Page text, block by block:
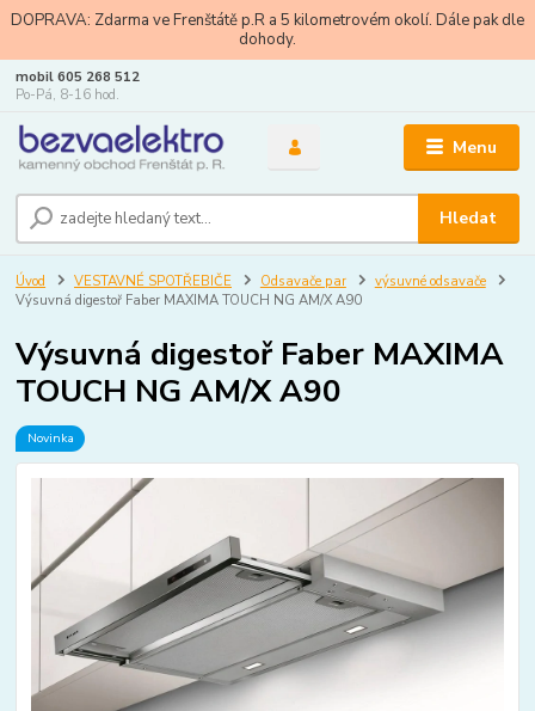
DOPRAVA: Zdarma ve Frenštátě p.R a 5 kilometrovém okolí. Dále pak dle
dohody.
Menu
Hledat
mobil 605 268 512
Po-Pá, 8-16 hod.
Úvod VESTAVNÉ SPOTŘEBIČE Odsavače par
výsuvné odsavače
Výsuvná digestoř Faber MAXIMA TOUCH NG AM/X A90
Výsuvná digestoř Faber MAXIMA
TOUCH NG AM/X A90
Novinka